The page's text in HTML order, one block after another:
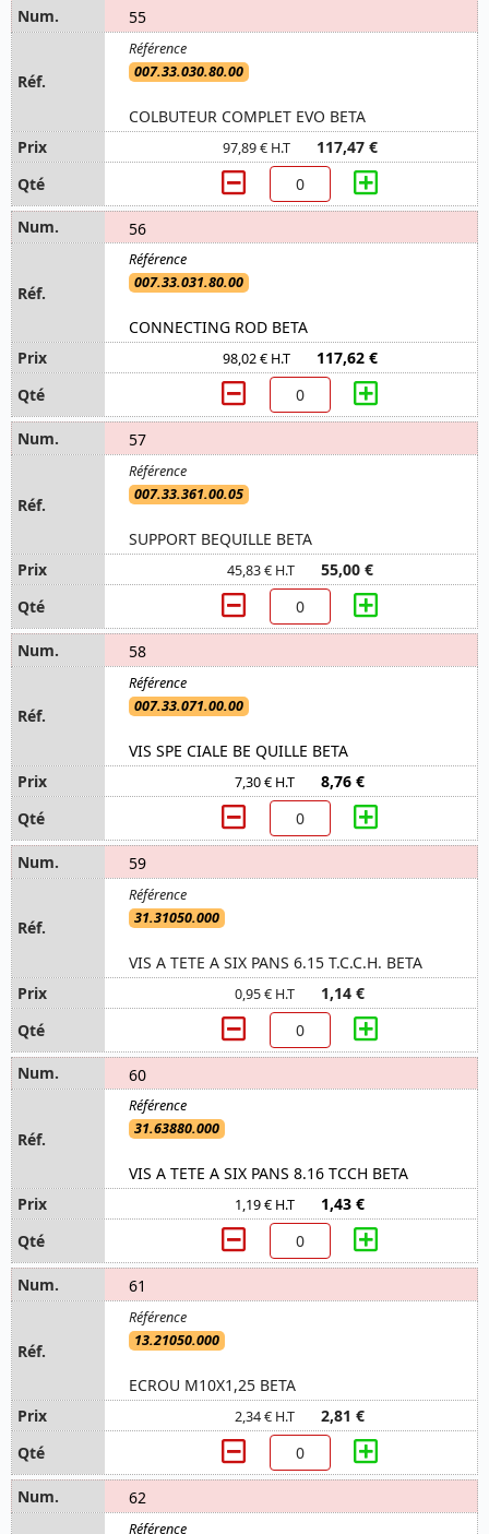
55
007.33.030.80.00
COLBUTEUR COMPLET EVO BETA
97,89 € H.T 117,47 €
56
007.33.031.80.00
CONNECTING ROD BETA
98,02 € H.T 117,62 €
57
007.33.361.00.05
SUPPORT BEQUILLE BETA
45,83 € H.T 55,00 €
58
007.33.071.00.00
VIS SPE CIALE BE QUILLE BETA
7,30 € H.T 8,76 €
59
31.31050.000
VIS A TETE A SIX PANS 6.15 T.C.C.H. BETA
0,95 € H.T 1,14 €
60
31.63880.000
VIS A TETE A SIX PANS 8.16 TCCH BETA
1,19 € H.T 1,43 €
61
13.21050.000
ECROU M10X1,25 BETA
2,34 € H.T 2,81 €
62